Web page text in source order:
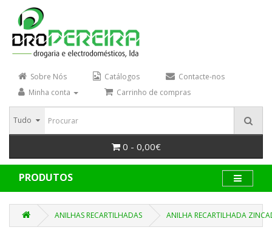
Sobre Nós Catálogos
Contacte-nos
Minha conta
Carrinho de compras
Tudo
0 - 0,00€
PRODUTOS
ANILHAS RECARTILHADAS ANILHA RECARTILHADA